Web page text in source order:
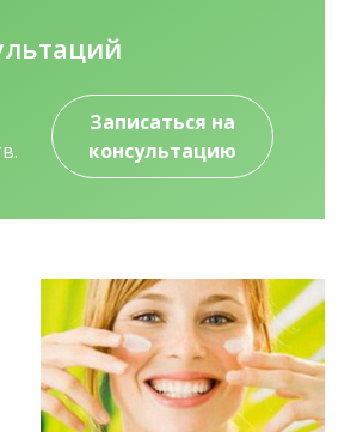
Записаться на
консультацию